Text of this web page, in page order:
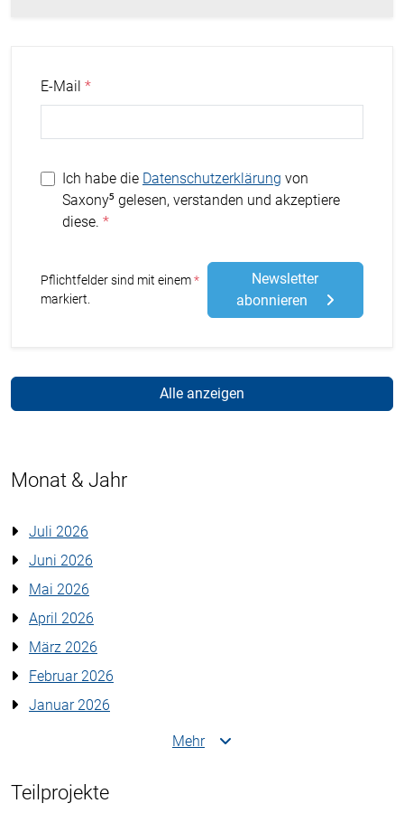
E-Mail
Ich habe die Datenschutzerklärung von
Saxony⁵ gelesen, verstanden und akzeptiere
diese.
Pflichtfelder sind mit einem Stern
markiert.
Newsletter
abonnieren
Alle anzeigen
Monat & Jahr
Juli 2026
Juni 2026
Mai 2026
April 2026
März 2026
Februar 2026
Januar 2026
Mehr
Teilprojekte